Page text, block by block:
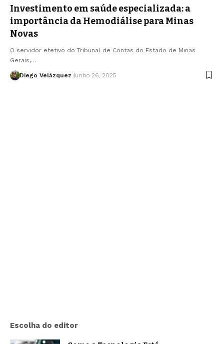
Investimento em saúde especializada: a
importância da Hemodiálise para Minas
Novas
O servidor efetivo do Tribunal de Contas do Estado de Minas
Gerais,…
Diego Velázquez junho 26, 2025
Escolha do editor